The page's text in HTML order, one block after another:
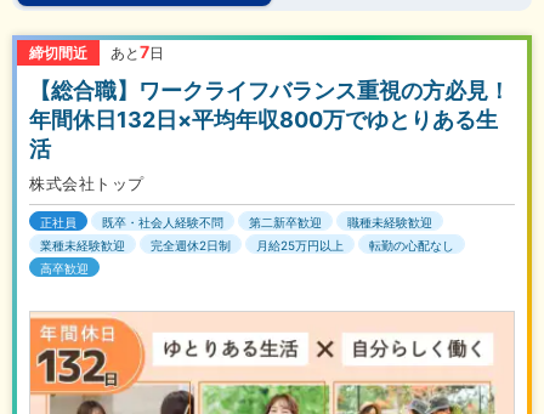
締切間近 あと 7日
【総合職】ワークライフバランス重視の方必見！
年間休日132日×平均年収800万でゆとりある生
活
株式会社トップ
正社員 既卒・社会人経験不問 第二新卒歓迎
職種未経験歓迎
業種未経験歓迎
完全週休2日制 月給25万円以上
転勤の心配なし
高卒歓迎